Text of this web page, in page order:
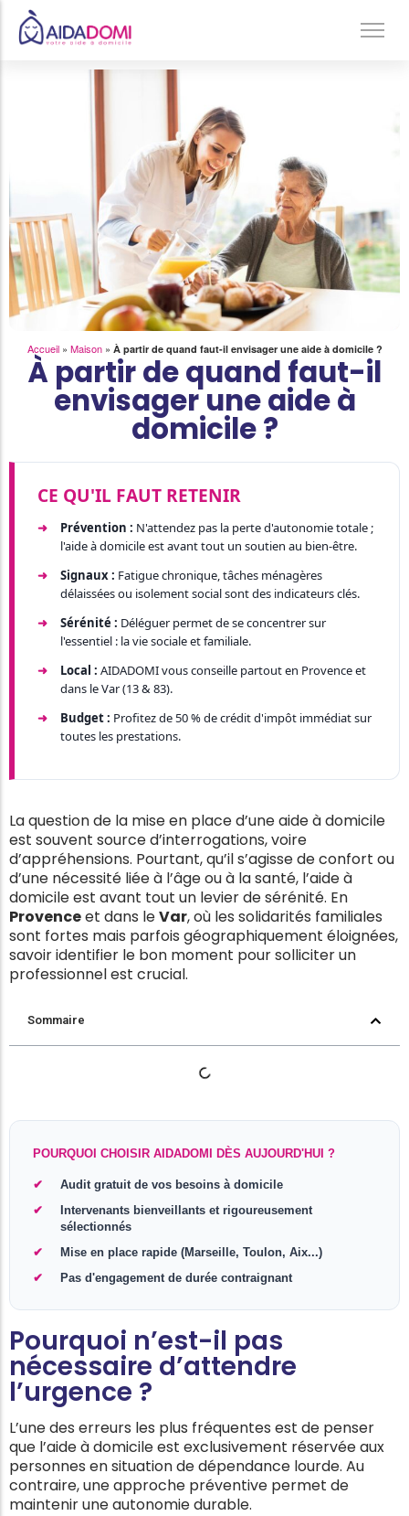
Ménage à domicile & Repassage
Garde d’enfants
Jardinage & Bricolage
Aide aux personnes âgées
Accompagnement du handicap
Téléassistance
Accueil» Maison» À partir de quand faut-il envisager une aide à domicile ?
À partir de quand faut-il
envisager une aide à
domicile ?
CE QU'IL FAUT RETENIR
Prévention : N'attendez pas la perte d'autonomie totale ;
l'aide à domicile est avant tout un soutien au bien-être.
Signaux : Fatigue chronique, tâches ménagères
délaissées ou isolement social sont des indicateurs clés.
Sérénité : Déléguer permet de se concentrer sur
l'essentiel : la vie sociale et familiale.
Local : AIDADOMI vous conseille partout en Provence et
dans le Var (13 & 83).
Budget : Profitez de 50 % de crédit d'impôt immédiat sur
toutes les prestations.
La question de la mise en place d’une aide à domicile
est souvent source d’interrogations, voire
d’appréhensions. Pourtant, qu’il s’agisse de confort ou
d’une nécessité liée à l’âge ou à la santé, l’aide à
domicile est avant tout un levier de sérénité. En
Provenceet dans leVar, où les solidarités familiales
sont fortes mais parfois géographiquement éloignées,
savoir identifier le bon moment pour solliciter un
professionnel est crucial.
Sommaire
POURQUOI CHOISIR AIDADOMI DÈS AUJOURD'HUI ?
Audit gratuit de vos besoins à domicile
Intervenants bienveillants et rigoureusement
sélectionnés
Mise en place rapide (Marseille, Toulon, Aix...)
Pas d'engagement de durée contraignant
Pourquoi n’est-il pas
nécessaire d’attendre
l’urgence ?
L’une des erreurs les plus fréquentes est de penser
que l’aide à domicile est exclusivement réservée aux
personnes en situation de dépendance lourde. Au
contraire, une approche préventive permet de
maintenir une autonomie durable.